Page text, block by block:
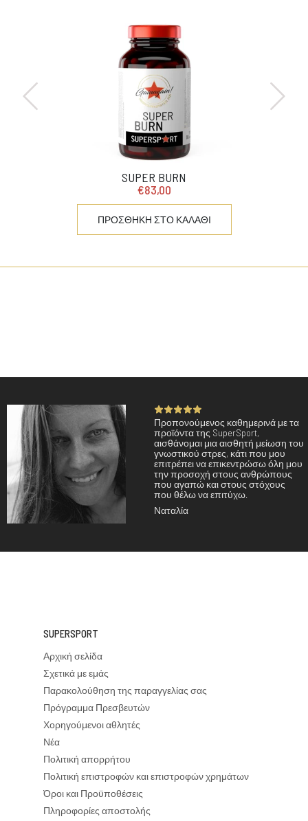
SUPER BURN
€83,00
ΠΡΟΣΘΗΚΗ ΣΤΟ ΚΑΛΑΘΙ
Προπονούμενος καθημερινά με τα
προϊόντα της SuperSport,
αισθάνομαι μια αισθητή μείωση του
γνωστικού στρες, κάτι που μου
επιτρέπει να επικεντρώσω όλη μου
την προσοχή στους ανθρώπους
που αγαπώ και στους στόχους
που θέλω να επιτύχω.
Ναταλία
SUPERSPORT
Αρχική σελίδα
Σχετικά με εμάς
Παρακολούθηση της παραγγελίας σας
Πρόγραμμα Πρεσβευτών
Χορηγούμενοι αθλητές
Νέα
Πολιτική απορρήτου
Πολιτική επιστροφών και επιστροφών χρημάτων
Όροι και Προϋποθέσεις
Πληροφορίες αποστολής